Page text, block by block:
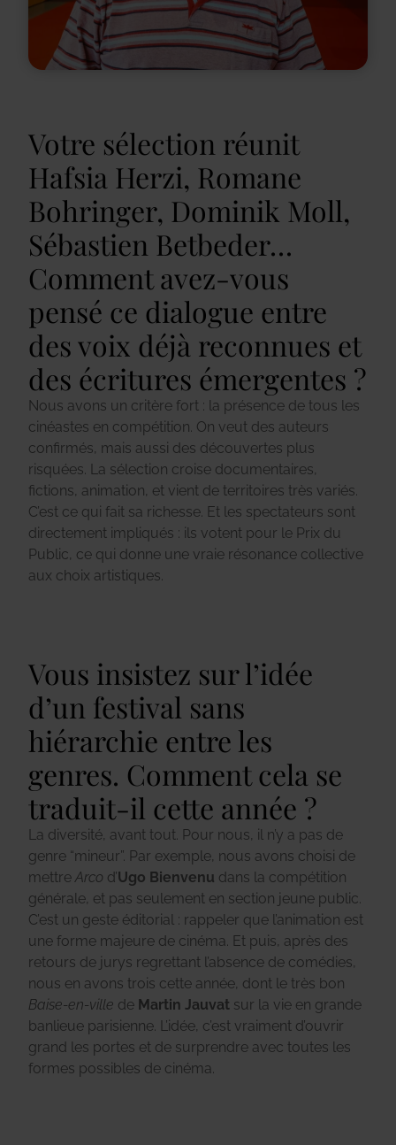
Votre sélection réunit
Hafsia Herzi, Romane
Bohringer, Dominik Moll,
Sébastien Betbeder…
Comment avez-vous
pensé ce dialogue entre
des voix déjà reconnues et
des écritures émergentes ?
Nous avons un critère fort : la présence de tous les
cinéastes en compétition. On veut des auteurs
confirmés, mais aussi des découvertes plus
risquées. La sélection croise documentaires,
fictions, animation, et vient de territoires très variés.
C’est ce qui fait sa richesse. Et les spectateurs sont
directement impliqués : ils votent pour le Prix du
Public, ce qui donne une vraie résonance collective
aux choix artistiques.
Vous insistez sur l’idée
d’un festival sans
hiérarchie entre les
genres. Comment cela se
traduit-il cette année ?
La diversité, avant tout. Pour nous, il n’y a pas de
genre “mineur”. Par exemple, nous avons choisi de
mettre Arco d’Ugo Bienvenu dans la compétition
générale, et pas seulement en section jeune public.
C’est un geste éditorial : rappeler que l’animation est
une forme majeure de cinéma. Et puis, après des
retours de jurys regrettant l’absence de comédies,
nous en avons trois cette année, dont le très bon
Baise-en-ville de Martin Jauvat sur la vie en grande
banlieue parisienne. L’idée, c’est vraiment d’ouvrir
grand les portes et de surprendre avec toutes les
formes possibles de cinéma.